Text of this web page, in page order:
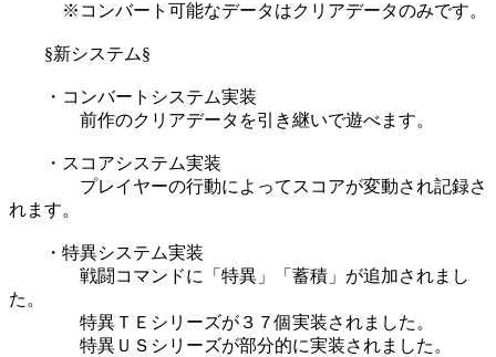
※コンバート可能なデータはクリアデータのみです。
§新システム§
・コンバートシステム実装
前作のクリアデータを引き継いで遊べます。
・スコアシステム実装
プレイヤーの行動によってスコアが変動され記録さ
れます。
・特異システム実装
戦闘コマンドに「特異」「蓄積」が追加されまし
た。
特異ＴＥシリーズが３７個実装されました。
特異ＵＳシリーズが部分的に実装されました。